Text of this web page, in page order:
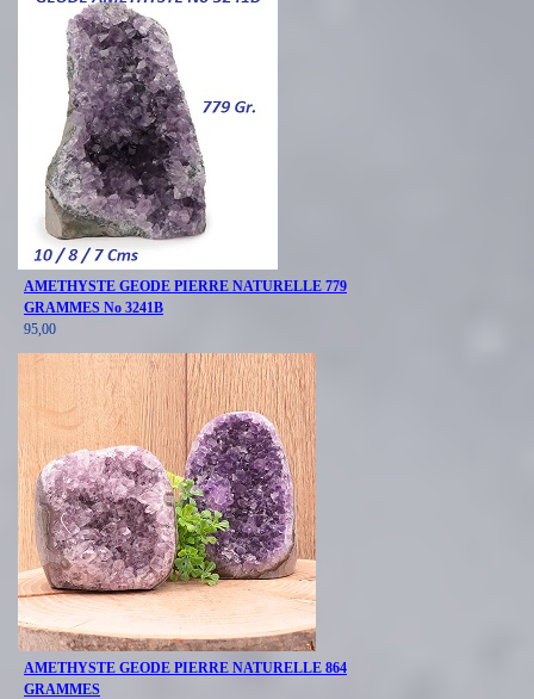
AMETHYSTE GEODE PIERRE NATURELLE 779
GRAMMES No 3241B
95,00
AMETHYSTE GEODE PIERRE NATURELLE 864
GRAMMES